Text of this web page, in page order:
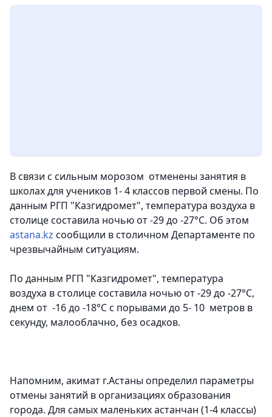
В связи с сильным морозом отменены занятия в
школах для учеников 1- 4 классов первой смены. По
данным РГП "Казгидромет", температура воздуха в
столице составила ночью от -29 до -27°C. Об этом
astana.kz сообщили в столичном Департаменте по
чрезвычайным ситуациям.
По данным РГП "Казгидромет", температура
воздуха в столице составила ночью от -29 до -27°C,
днем от -16 до -18°C с порывами до 5- 10 метров в
секунду, малооблачно, без осадков.
Напомним, акимат г.Астаны определил параметры
отмены занятий в организациях образования
города. Для самых маленьких астанчан (1-4 классы)